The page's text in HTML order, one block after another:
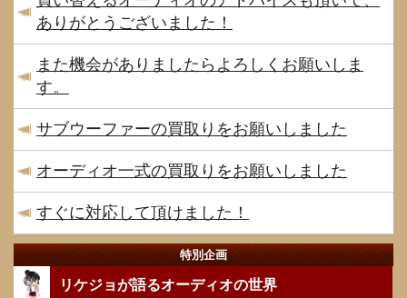
ありがとうございました！
また機会がありましたらよろしくお願いしま
す。
サブウーファーの買取りをお願いしました
オーディオ一式の買取りをお願いしました
すぐに対応して頂けました！
特別企画
リケジョが語るオーディオの世界